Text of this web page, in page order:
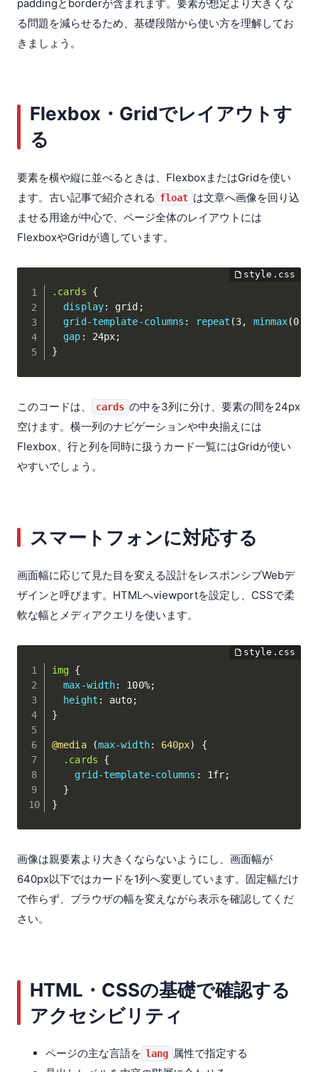
paddingとborderが含まれます。要素が想定より大きくな
る問題を減らせるため、基礎段階から使い方を理解してお
きましょう。
Flexbox・Gridでレイアウトす
る
要素を横や縦に並べるときは、FlexboxまたはGridを使い
ます。古い記事で紹介される float は文章へ画像を回り込
ませる用途が中心で、ページ全体のレイアウトには
FlexboxやGridが適しています。
.cards
{
display: grid ;
grid-template-columns : repeat (3, minmax(0
gap : 24px;
}
このコードは、 cards の中を3列に分け、要素の間を24px
空けます。横一列のナビゲーションや中央揃えには
Flexbox、行と列を同時に扱うカード一覧にはGridが使い
やすいでしょう。
スマートフォンに対応する
画面幅に応じて見た目を変える設計をレスポンシブWebデ
ザインと呼びます。HTMLへviewportを設定し、CSSで柔
軟な幅とメディアクエリを使います。
img {
max-width: 100%;
height : auto;
}
@media (max-width: 640px)
{
.cards
{
grid-template-columns : 1fr;
}
}
画像は親要素より大きくならないようにし、画面幅が
640px以下ではカードを1列へ変更しています。固定幅だけ
で作らず、ブラウザの幅を変えながら表示を確認してくだ
さい。
HTML・CSSの基礎で確認する
アクセシビリティ
ページの主な言語を lang 属性で指定する